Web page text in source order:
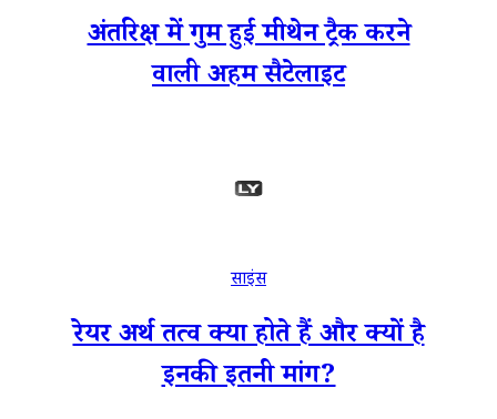
अंतरिक्ष में गुम हुई मीथेन ट्रैक करने
वाली अहम सैटेलाइट
साइंस
रेयर अर्थ तत्व क्या होते हैं और क्यों है
इनकी इतनी मांग?